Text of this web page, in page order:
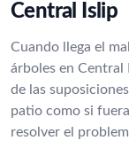
Central Islip
Cuando llega el
árboles en Central
de las
patio como si
resolver el